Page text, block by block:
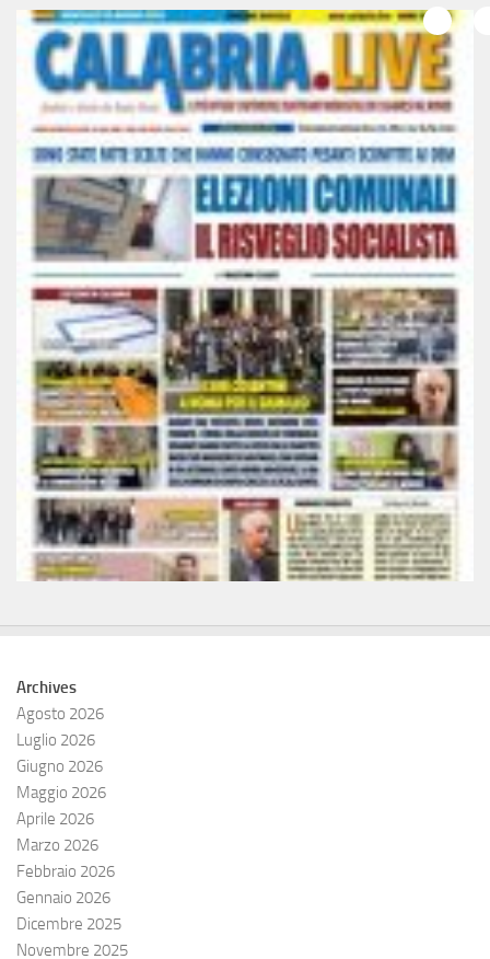
Archives
Agosto 2026
Luglio 2026
Giugno 2026
Maggio 2026
Aprile 2026
Marzo 2026
Febbraio 2026
Gennaio 2026
Dicembre 2025
Novembre 2025